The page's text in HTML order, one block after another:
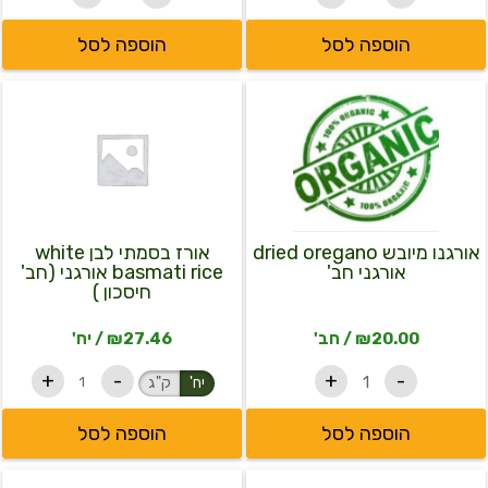
הוספה לסל הוספה לסל
אורגנו מיובש dried oregano
אורגני חב'
₪20.00 / חב'
-
כמות
של
אורגנו
מיובש
dried
oregano
אורגני
חב'
+
הוספה לסל
אורז בסמתי לבן white
basmati rice אורגני (חב'
חיסכון )
₪27.46 / יח'
יח' ק"ג -
בסמתי
לבן
white
אורגני
(חב'
חיסכון
)
+
הוספה לסל
יש
מספר
לבחור
את
האפשרויות
בעמוד
המוצר